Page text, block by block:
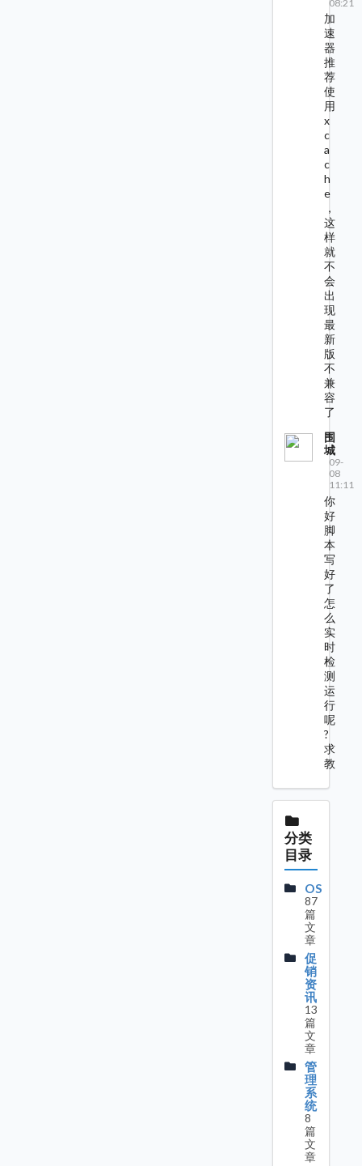
08:21
加
速
器
推
荐
使
用
x
c
a
c
h
e
，
这
样
就
不
会
出
现
最
新
版
不
兼
容
了
围
城
09-
08
11:11
你
好
脚
本
写
好
了
怎
么
实
时
检
测
运
行
呢
?
求
教
分类
目录
OS
87
篇
文
章
促
销
资
讯
13
篇
文
章
管
理
系
统
8
篇
文
章